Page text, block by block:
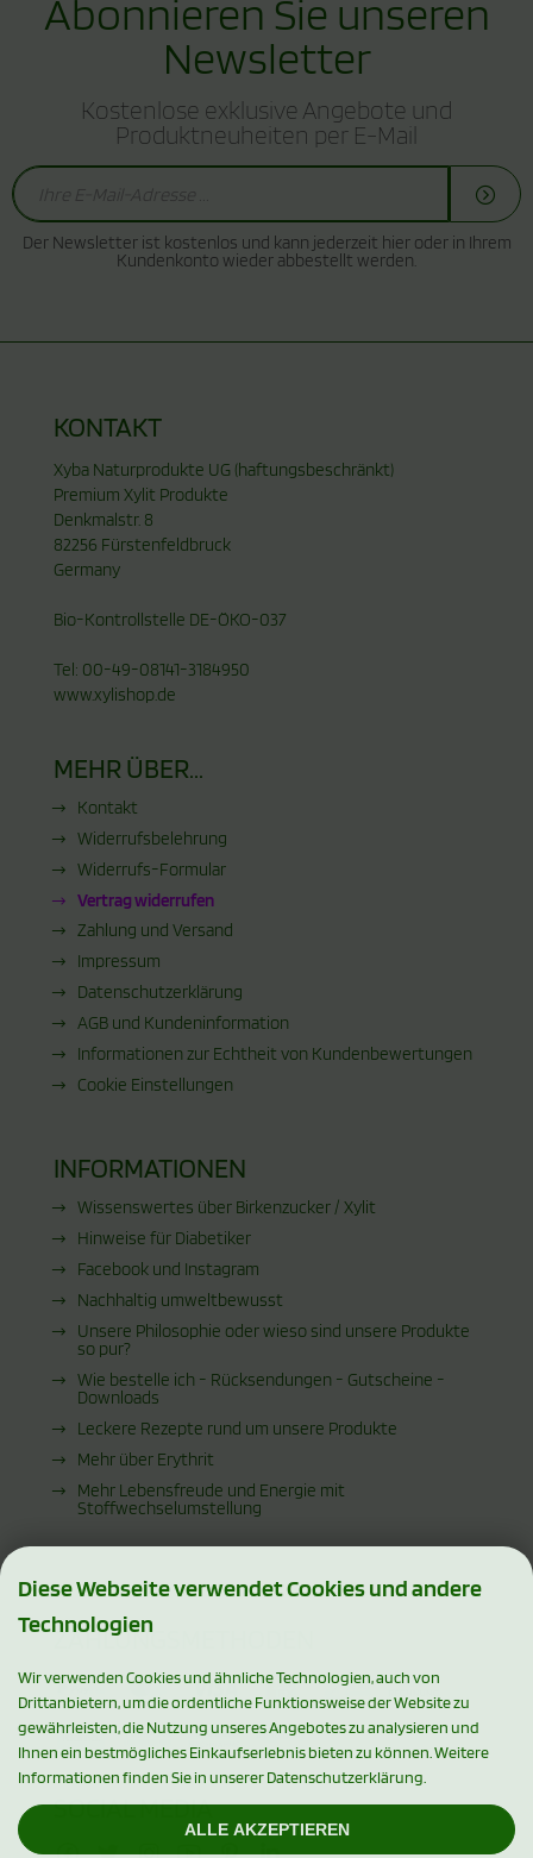
Abonnieren Sie unseren
Newsletter
Kostenlose exklusive Angebote und
Produktneuheiten per E-Mail
Der Newsletter ist kostenlos und kann jederzeit hier oder in Ihrem
Kundenkonto wieder abbestellt werden.
KONTAKT
Xyba Naturprodukte UG (haftungsbeschränkt)
Premium Xylit Produkte
Denkmalstr. 8
82256 Fürstenfeldbruck
Germany
Bio-Kontrollstelle DE-ÖKO-037
Tel: 00-49-08141-3184950
www.xylishop.de
MEHR ÜBER...
Kontakt
Widerrufsbelehrung
Widerrufs-Formular
Vertrag widerrufen
Zahlung und Versand
Impressum
Datenschutzerklärung
AGB und Kundeninformation
Informationen zur Echtheit von Kundenbewertungen
Cookie Einstellungen
INFORMATIONEN
Wissenswertes über Birkenzucker / Xylit
Hinweise für Diabetiker
Facebook und Instagram
Nachhaltig umweltbewusst
Unsere Philosophie oder wieso sind unsere Produkte
so pur?
Wie bestelle ich - Rücksendungen - Gutscheine -
Downloads
Leckere Rezepte rund um unsere Produkte
Mehr über Erythrit
Mehr Lebensfreude und Energie mit
Stoffwechselumstellung
ZAHLUNGSMETHODEN
SOCIAL MEDIA
Diese Webseite verwendet Cookies und andere
Technologien
Wir verwenden Cookies und ähnliche Technologien, auch von
Drittanbietern, um die ordentliche Funktionsweise der Website zu
gewährleisten, die Nutzung unseres Angebotes zu analysieren und
Ihnen ein bestmögliches Einkaufserlebnis bieten zu können. Weitere
Informationen finden Sie in unserer Datenschutzerklärung.
ALLE AKZEPTIEREN